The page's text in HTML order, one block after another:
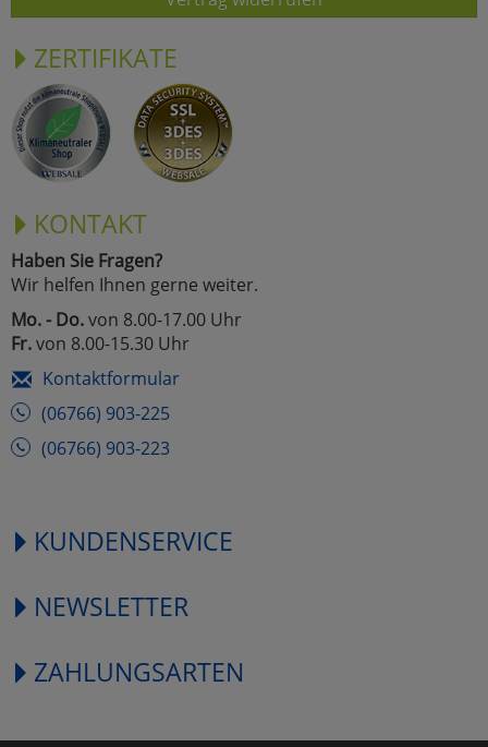
ZERTIFIKATE
KONTAKT
Haben Sie Fragen?
Wir helfen Ihnen gerne weiter.
Mo. - Do.von 8.00-17.00 Uhr
Fr.von 8.00-15.30 Uhr
Kontaktformular
(06766) 903-225
(06766) 903-223
KUNDENSERVICE
NEWSLETTER
ZAHLUNGSARTEN